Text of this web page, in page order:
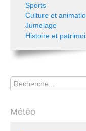
Sports
Culture et
Jumelage
Histoire et
Rechercher
Météo